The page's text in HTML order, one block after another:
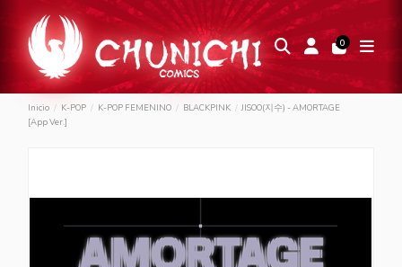
0
Inicio K-POP K-POP FEMENINO BLACKPINK
JISOO(지수) - AMORTAGE
[App Ver.]